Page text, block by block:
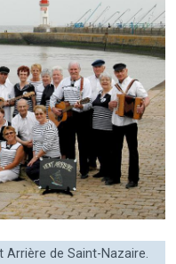
Arrière de Saint-Nazaire.